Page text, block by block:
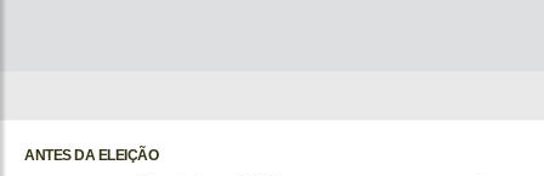
ANTES DA ELEIÇÃO